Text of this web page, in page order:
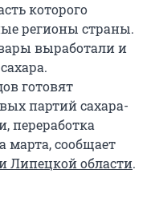
которого
регионы страны.
выработали и
готовят
партий сахара-
переработка
марта, сообщает
Липецкой области.